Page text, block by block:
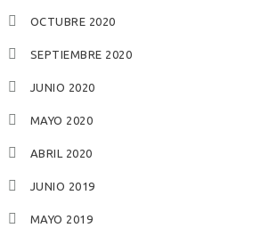
OCTUBRE 2020
SEPTIEMBRE 2020
JUNIO 2020
MAYO 2020
ABRIL 2020
JUNIO 2019
MAYO 2019